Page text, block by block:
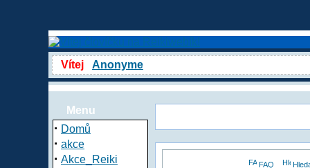
Vítej Anonyme
Menu
· Domů
· akce
· Akce_Reiki FAQ